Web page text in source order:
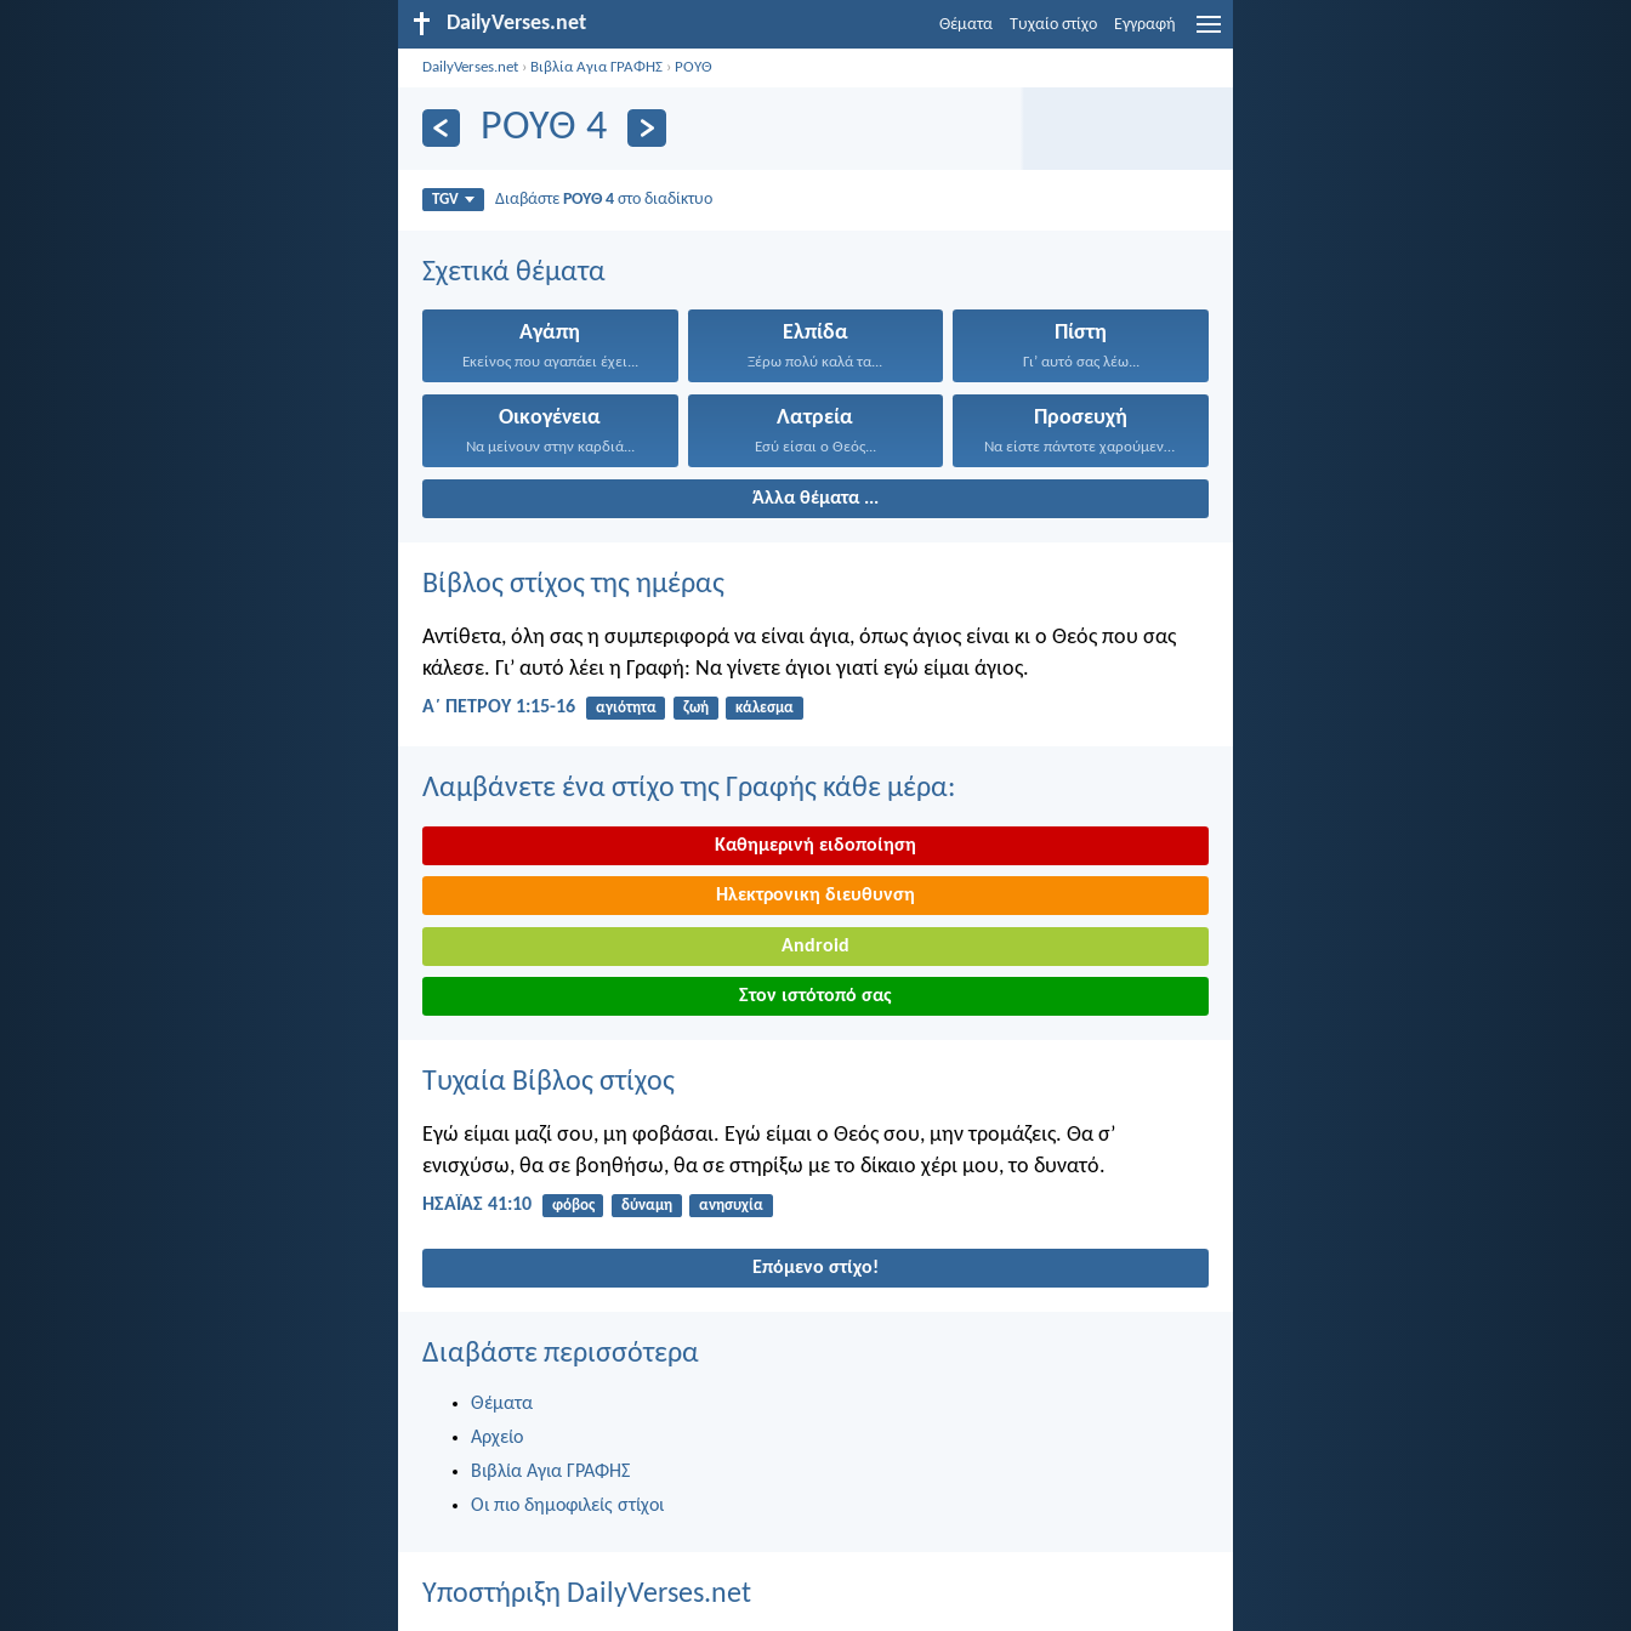
DailyVerses.net Θέματα Τυχαίο στίχο Εγγραφή
DailyVerses.net › Βιβλία Αγια ΓΡΑΦΗΣ › ΡΟΥΘ
ΡΟΥΘ 4
TGV Διαβάστε ΡΟΥΘ 4 στο διαδίκτυο
Σχετικά θέματα
Αγάπη
Εκείνος που αγαπάει έχει...
Ελπίδα
Ξέρω πολύ καλά τα...
Πίστη
Γι’ αυτό σας λέω...
Οικογένεια
Να μείνουν στην καρδιά...
Λατρεία
Εσύ είσαι ο Θεός...
Προσευχή
Να είστε πάντοτε χαρούμενοι...
Άλλα θέματα ...
Βίβλος στίχος της ημέρας
Αντίθετα, όλη σας η συμπεριφορά να είναι άγια, όπως άγιος είναι κι ο Θεός που σας
κάλεσε. Γι’ αυτό λέει η Γραφή: Να γίνετε άγιοι γιατί εγώ είμαι άγιος.
Α΄ ΠΕΤΡΟΥ 1:15-16 αγιότητα ζωή κάλεσμα
Λαμβάνετε ένα στίχο της Γραφής κάθε μέρα:
Καθημερινή ειδοποίηση
Ηλεκτρονικη διευθυνση
Android
Στον ιστότοπό σας
Τυχαία Βίβλος στίχος
Εγώ είμαι μαζί σου, μη φοβάσαι. Εγώ είμαι ο Θεός σου, μην τρομάζεις. Θα σ’
ενισχύσω, θα σε βοηθήσω, θα σε στηρίξω με το δίκαιο χέρι μου, το δυνατό.
ΗΣΑΪΑΣ 41:10 φόβος δύναμη ανησυχία
Επόμενο στίχο!
Διαβάστε περισσότερα
Θέματα
Αρχείο
Βιβλία Αγια ΓΡΑΦΗΣ
Οι πιο δημοφιλείς στίχοι
Υποστήριξη DailyVerses.net